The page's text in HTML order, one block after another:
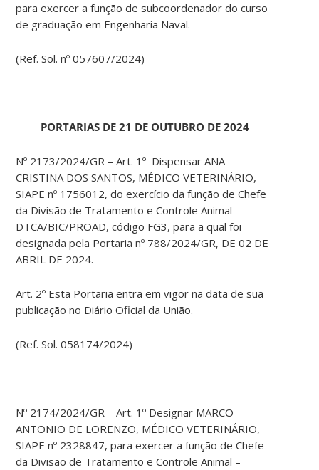
para exercer a função de subcoordenador do curso
de graduação em Engenharia Naval.
(Ref. Sol. nº 057607/2024)
PORTARIAS DE 21 DE OUTUBRO DE 2024
Nº 2173/2024/GR – Art. 1º Dispensar ANA
CRISTINA DOS SANTOS, MÉDICO VETERINÁRIO,
SIAPE nº 1756012, do exercício da função de Chefe
da Divisão de Tratamento e Controle Animal –
DTCA/BIC/PROAD, código FG3, para a qual foi
designada pela Portaria nº 788/2024/GR, DE 02 DE
ABRIL DE 2024.
Art. 2º Esta Portaria entra em vigor na data de sua
publicação no Diário Oficial da União.
(Ref. Sol. 058174/2024)
Nº 2174/2024/GR – Art. 1º Designar MARCO
ANTONIO DE LORENZO, MÉDICO VETERINÁRIO,
SIAPE nº 2328847, para exercer a função de Chefe
da Divisão de Tratamento e Controle Animal –